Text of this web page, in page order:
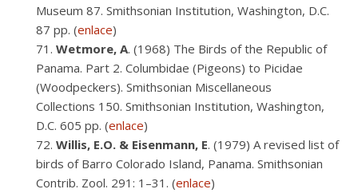
Museum 87. Smithsonian Institution, Washington, D.C.
87 pp. (enlace)
Wetmore, A. (1968) The Birds of the Republic of
Panama. Part 2. Columbidae (Pigeons) to Picidae
(Woodpeckers). Smithsonian Miscellaneous
Collections 150. Smithsonian Institution, Washington,
D.C. 605 pp. (enlace)
Willis, E.O. & Eisenmann, E. (1979) A revised list of
birds of Barro Colorado Island, Panama. Smithsonian
Contrib. Zool. 291: 1–31. (enlace)